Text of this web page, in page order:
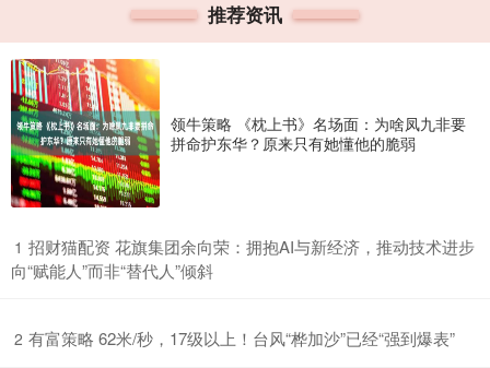
推荐资讯
领牛策略 《枕上书》名场面：为啥凤九非要
拼命护东华？原来只有她懂他的脆弱
1 ​招财猫配资 花旗集团余向荣：拥抱AI与新经济，推动技术进步
向“赋能人”而非“替代人”倾斜
2 ​有富策略 62米/秒，17级以上！台风“桦加沙”已经“强到爆表”